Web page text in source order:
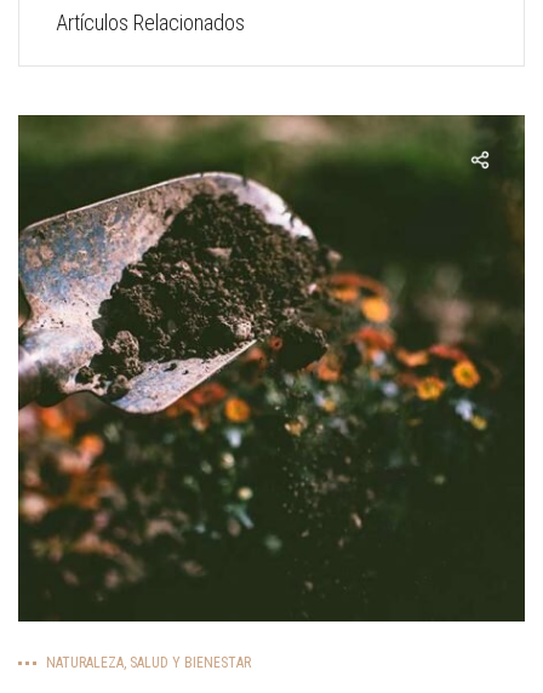
Artículos Relacionados
NATURALEZA, SALUD Y BIENESTAR